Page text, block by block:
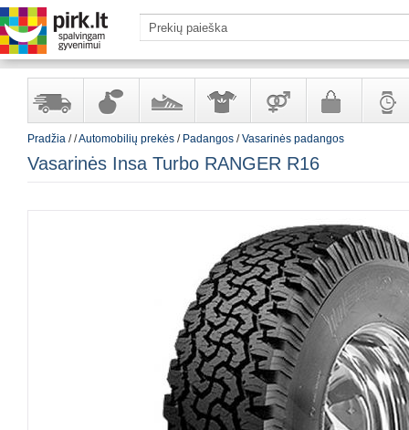
sandėlyje
ir
kosmetika
ir
aksesuarai
suaugusiems
Pradžia //Automobilių prekės / Padangos /Vasarinės padangos
Vasarinės Insa Turbo RANGER R16